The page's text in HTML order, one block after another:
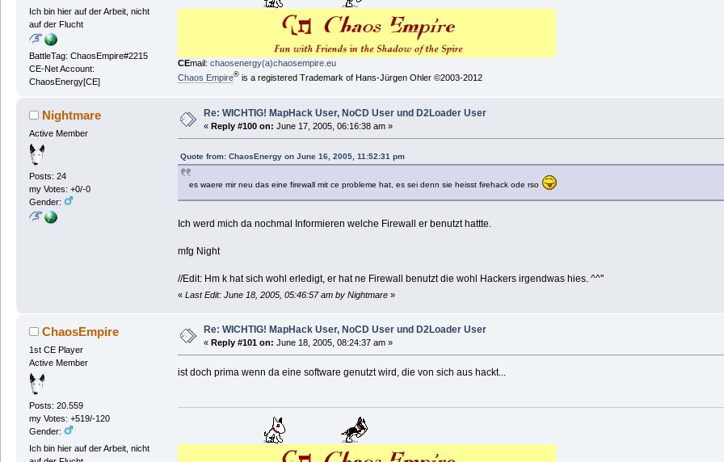
Ich bin hier auf der Arbeit, nicht
auf der Flucht
BattleTag: ChaosEmpire#2215
CE-Net Account:
ChaosEnergy[CE]
CEmail: chaosenergy(a)chaosempire.eu
Chaos Empire®is a registered Trademark of Hans-Jürgen Ohler ©2003-2012
Nightmare
Active Member
Posts: 24
my Votes: +0/-0
Gender:
Re: WICHTIG! MapHack User, NoCD User und D2Loader User
« Reply #100 on: June 17, 2005, 06:16:38 am »
Quote from: ChaosEnergy on June 16, 2005, 11:52:31 pm
es waere mir neu das eine firewall mit ce probleme hat, es sei denn sie heisst firehack ode rso
Ich werd mich da nochmal Informieren welche Firewall er benutzt hattte.
mfg Night
//Edit: Hm k hat sich wohl erledigt, er hat ne Firewall benutzt die wohl Hackers irgendwas hies. ^^''
« Last Edit: June 18, 2005, 05:46:57 am by Nightmare»
ChaosEmpire
1st CE Player
Active Member
Posts: 20.559
my Votes: +519/-120
Gender:
Ich bin hier auf der Arbeit, nicht
Re: WICHTIG! MapHack User, NoCD User und D2Loader User
« Reply #101 on: June 18, 2005, 08:24:37 am »
ist doch prima wenn da eine software genutzt wird, die von sich aus hackt...